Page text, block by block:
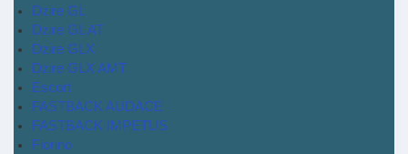
Dzire GL
Dzire GL AT
Dzire GLX
Dzire GLX AMT
Escort
FASTBACK AUDACE
FASTBACK IMPETUS
Fiorino